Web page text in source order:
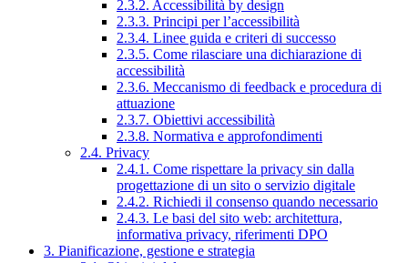
2.3.2. Accessibilità by design
2.3.3. Principi per l’accessibilità
2.3.4. Linee guida e criteri di successo
2.3.5. Come rilasciare una dichiarazione di
accessibilità
2.3.6. Meccanismo di feedback e procedura di
attuazione
2.3.7. Obiettivi accessibilità
2.3.8. Normativa e approfondimenti
2.4. Privacy
2.4.1. Come rispettare la privacy sin dalla
progettazione di un sito o servizio digitale
2.4.2. Richiedi il consenso quando necessario
2.4.3. Le basi del sito web: architettura,
informativa privacy, riferimenti DPO
3. Pianificazione, gestione e strategia